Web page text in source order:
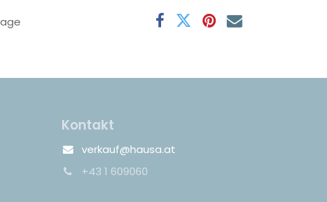
Kontakt
verkauf@hausa.at
+43 1 609060